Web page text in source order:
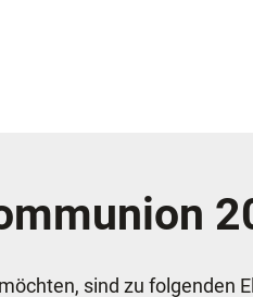
sind zu folgenden